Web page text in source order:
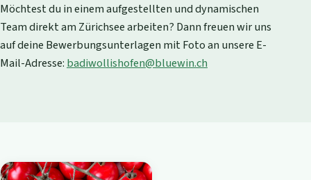
Möchtest du in einem aufgestellten und dynamischen
Team direkt am Zürichsee arbeiten? Dann freuen wir uns
auf deine Bewerbungsunterlagen mit Foto an unsere E-
Mail-Adresse:badiwollishofen@bluewin.ch